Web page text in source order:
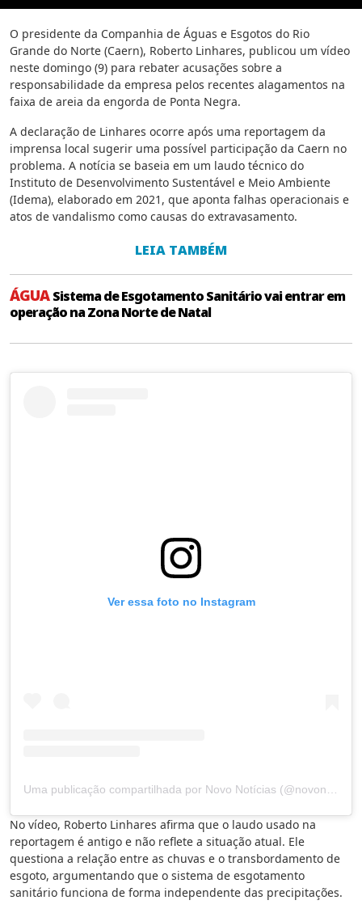
O presidente da Companhia de Águas e Esgotos do Rio
Grande do Norte (Caern), Roberto Linhares, publicou um vídeo
neste domingo (9) para rebater acusações sobre a
responsabilidade da empresa pelos recentes alagamentos na
faixa de areia da engorda de Ponta Negra.
A declaração de Linhares ocorre após uma reportagem da
imprensa local sugerir uma possível participação da Caern no
problema. A notícia se baseia em um laudo técnico do
Instituto de Desenvolvimento Sustentável e Meio Ambiente
(Idema), elaborado em 2021, que aponta falhas operacionais e
atos de vandalismo como causas do extravasamento.
LEIA TAMBÉM
ÁGUASistema de Esgotamento Sanitário vai entrar em
operação na Zona Norte de Natal
Ver essa foto no Instagram
No vídeo, Roberto Linhares afirma que o laudo usado na
reportagem é antigo e não reflete a situação atual. Ele
questiona a relação entre as chuvas e o transbordamento de
esgoto, argumentando que o sistema de esgotamento
sanitário funciona de forma independente das precipitações.